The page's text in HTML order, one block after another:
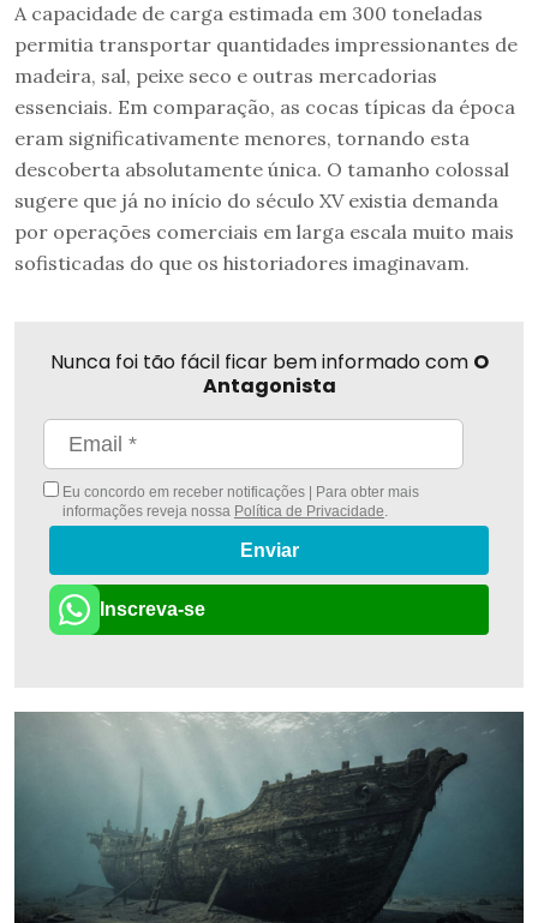
A capacidade de carga estimada em 300 toneladas
permitia transportar quantidades impressionantes de
madeira, sal, peixe seco e outras mercadorias
essenciais. Em comparação, as cocas típicas da época
eram significativamente menores, tornando esta
descoberta absolutamente única. O tamanho colossal
sugere que já no início do século XV existia demanda
por operações comerciais em larga escala muito mais
sofisticadas do que os historiadores imaginavam.
Nunca foi tão fácil ficar bem informado com O
Antagonista
Eu concordo em receber notificações | Para obter mais
informações reveja nossa Política de Privacidade.
Enviar
Inscreva-se